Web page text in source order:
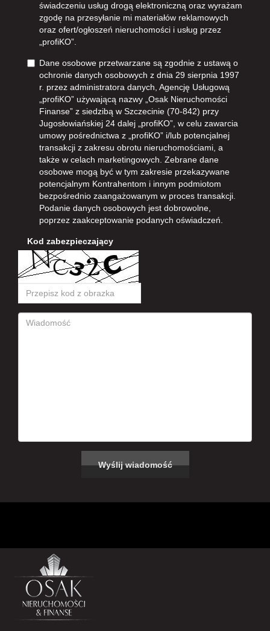
świadczeniu usług drogą elektroniczną oraz wyrażam
zgodę na przesyłanie mi materiałów reklamowych
oraz ofert/ogłoszeń nieruchomości i usług przez
„profiKO”.
Dane osobowe przetwarzane są zgodnie z ustawą o
ochronie danych osobowych z dnia 29 sierpnia 1997
r. przez administratora danych, Agencję Usługową
„profiKO” używającą nazwy „Osak Nieruchomości
Finanse” z siedzibą w Szczecinie (70-842) przy
Jugosłowiańskiej 24 dalej „profiKO”, w celu zawarcia
umowy pośrednictwa z „profiKO” i/lub potencjalnej
transakcji z zakresu obrotu nieruchomościami, a
także w celach marketingowych. Zebrane dane
osobowe mogą być w tym zakresie przekazywane
potencjalnym Kontrahentom i innym podmiotom
bezpośrednio zaangażowanym w proces transakcji.
Podanie danych osobowych jest dobrowolne,
poprzez zaakceptowanie podanych oświadczeń.
Kod zabezpieczający